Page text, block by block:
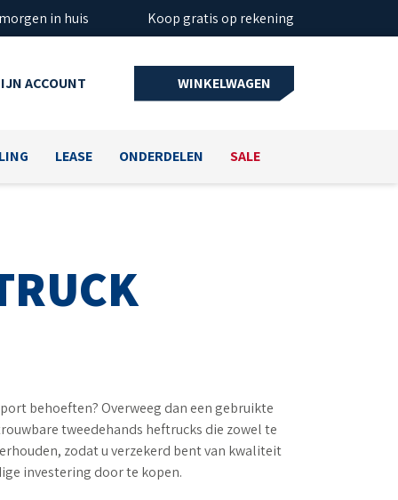
in huis Koop gratis op rekening
ACCOUNT WINKELWAGEN
LEASE ONDERDELEN SALE
behoeften? Overweeg dan een gebruikte
tweedehands heftrucks die zowel te
zodat u verzekerd bent van kwaliteit
investering door te kopen.